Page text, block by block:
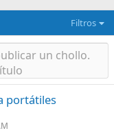
Filtros
portátiles